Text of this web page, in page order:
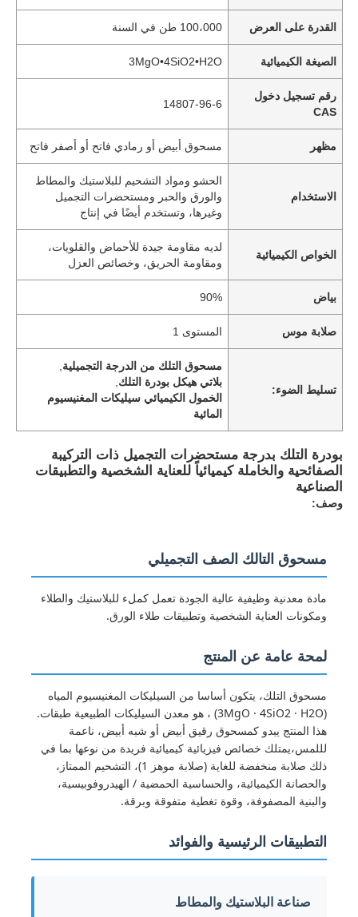
منزل
المنتجات
القدرة على العرض 100،000 طن في السنة
الصيغة الكيميائية 3MgO•4SiO2•H2O
رقم تسجيل دخول
CAS
14807-96-6
مظهر مسحوق أبيض أو رمادي فاتح أو أصفر فاتح
الاستخدام
الحشو ومواد التشحيم للبلاستيك والمطاط
والورق والحبر ومستحضرات التجميل
وغيرها، وتستخدم أيضًا في إنتاج
الخواص الكيميائية
لديه مقاومة جيدة للأحماض والقلويات،
ومقاومة الحريق، وخصائص العزل
بياض 90%
صلابة موس المستوى 1
تسليط الضوء:
مسحوق التلك من الدرجة التجميلية
بلاتي هيكل بودرة التلك
الخمول الكيميائي سيليكات المغنيسيوم
المائية
بودرة التلك بدرجة مستحضرات التجميل ذات التركيبة
الصفائحية والخاملة كيميائياً للعناية الشخصية والتطبيقات
الصناعية
وصف:
مسحوق التالك الصف التجميلي
مادة معدنية وظيفية عالية الجودة تعمل كملء للبلاستيك والطلاء
ومكونات العناية الشخصية وتطبيقات طلاء الورق.
لمحة عامة عن المنتج
مسحوق التلك، يتكون أساسا من السيليكات المغنيسيوم المياه
(3MgO · 4SiO2 · H2O) ، هو معدن السيليكات الطبيعية طبقات.
هذا المنتج يبدو كمسحوق رقيق أبيض أو شبه أبيض، ناعمة
لللمس،يمتلك خصائص فيزيائية كيميائية فريدة من نوعها بما في
ذلك صلابة منخفضة للغاية (صلابة موهز 1)، التشحيم الممتاز،
والحصانة الكيميائية، والحساسية الحمضية / الهيدروفوبيسية،
والبنية المصفوفة، وقوة تغطية متفوقة وبرقة.
التطبيقات الرئيسية والفوائد
صناعة البلاستيك والمطاط